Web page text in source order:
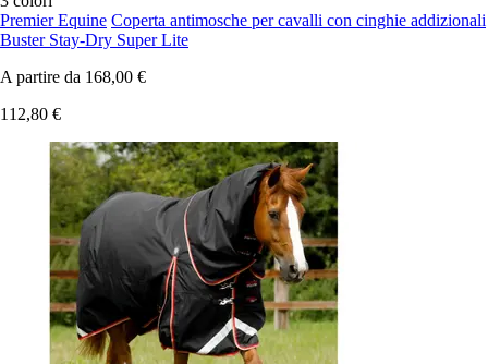
Premier Equine Coperta antimosche per cavalli con cinghie addizionali
Buster Stay-Dry Super Lite
A partire da 168,00 €
112,80 €